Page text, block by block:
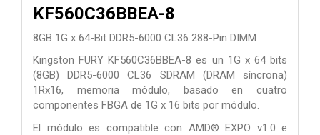
KF560C36BBEA-8
8GB 1G x 64-Bit DDR5-6000 CL36 288-Pin DIMM
Kingston FURY KF560C36BBEA-8 es un 1G x 64 bits
(8GB)DDR5-6000 CL36 SDRAM (DRAM síncrona)
1Rx16, memoriamódulo, basado en cuatro
componentes FBGA de 1G x 16 bits por módulo.
El módulo es compatible con AMD® EXPO v1.0 e